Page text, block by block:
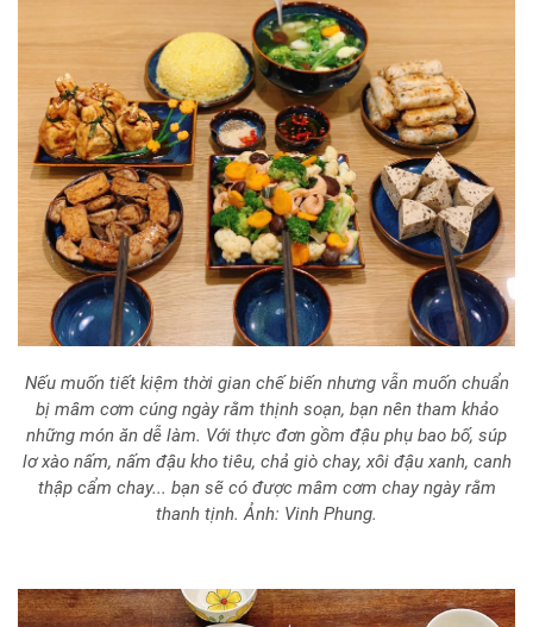
Nếu muốn tiết kiệm thời gian chế biến nhưng vẫn muốn chuẩn
bị mâm cơm cúng ngày rằm thịnh soạn, bạn nên tham khảo
những món ăn dễ làm. Với thực đơn gồm đậu phụ bao bố, súp
lơ xào nấm, nấm đậu kho tiêu, chả giò chay, xôi đậu xanh, canh
thập cẩm chay... bạn sẽ có được mâm cơm chay ngày rằm
thanh tịnh. Ảnh: Vinh Phung.